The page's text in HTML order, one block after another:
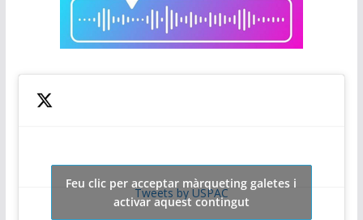
Tweets by USPAC
Feu clic per acceptar màrqueting galetes i
activar aquest contingut